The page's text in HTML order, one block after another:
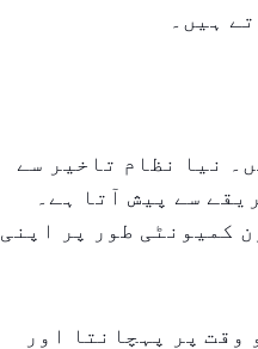
ہیں۔
نیا نظام تاخیر سے
سے پیش آتا ہے۔
کمیونٹی طور پر اپنی
وقت پر پہچانتا اور